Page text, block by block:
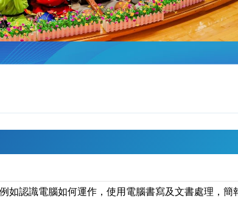
如認識電腦如何運作，使用電腦書寫及文書處理，簡